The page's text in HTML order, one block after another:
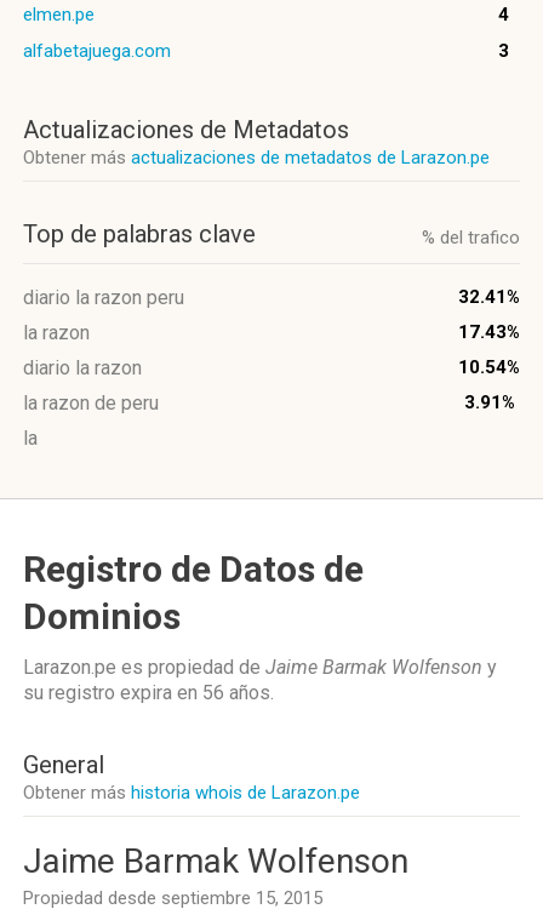
elmen.pe
4
alfabetajuega.com
3
Actualizaciones de Metadatos
Obtener más actualizaciones de metadatos de Larazon.pe
Top de palabras clave % del trafico
diario la razon peru 32.41%
la razon 17.43%
diario la razon 10.54%
la razon de peru 3.91%
la
Registro de Datos de
Dominios
Larazon.pe es propiedad de Jaime Barmak Wolfenson y
su registro expira en 56 años.
General
Obtener más historia whois de Larazon.pe
Jaime Barmak Wolfenson
Propiedad desde septiembre 15, 2015